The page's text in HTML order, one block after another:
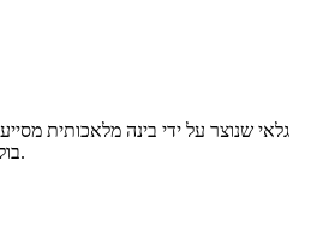
גלאי שנוצר על ידי בינה מלאכותית
כתוב. ראו כיצד CudekAI בולט.